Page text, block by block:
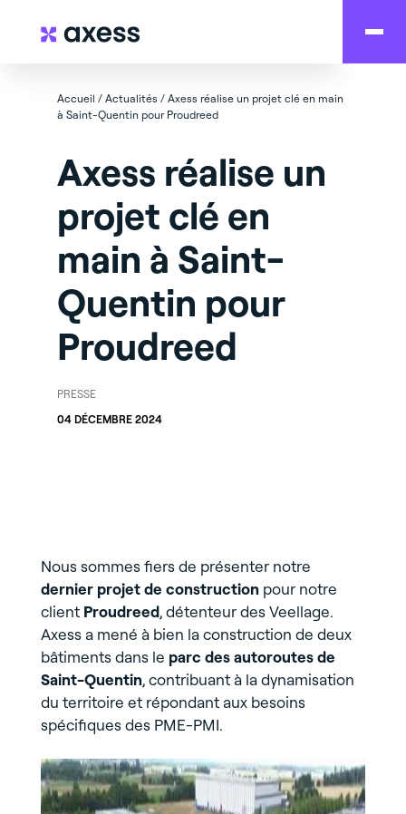
Accueil / Actualités / Axess réalise un projet clé en main
à Saint-Quentin pour Proudreed
Axess réalise un
projet clé en
main à Saint-
Quentin pour
Proudreed
PRESSE
04 DÉCEMBRE 2024
Nous sommes fiers de présenter notre
dernier projet de constructionpour notre
client Proudreed, détenteur des Veellage.
Axess a mené à bien la construction de deux
bâtiments dans le parc des autoroutes de
Saint-Quentin, contribuant à la dynamisation
du territoire et répondant aux besoins
spécifiques des PME-PMI.